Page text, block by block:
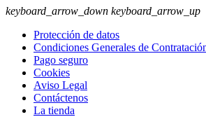
keyboard_arrow_down keyboard_arrow_up
Protección de datos
Condiciones Generales de
Pago seguro
Cookies
Aviso Legal
Contáctenos
La tienda